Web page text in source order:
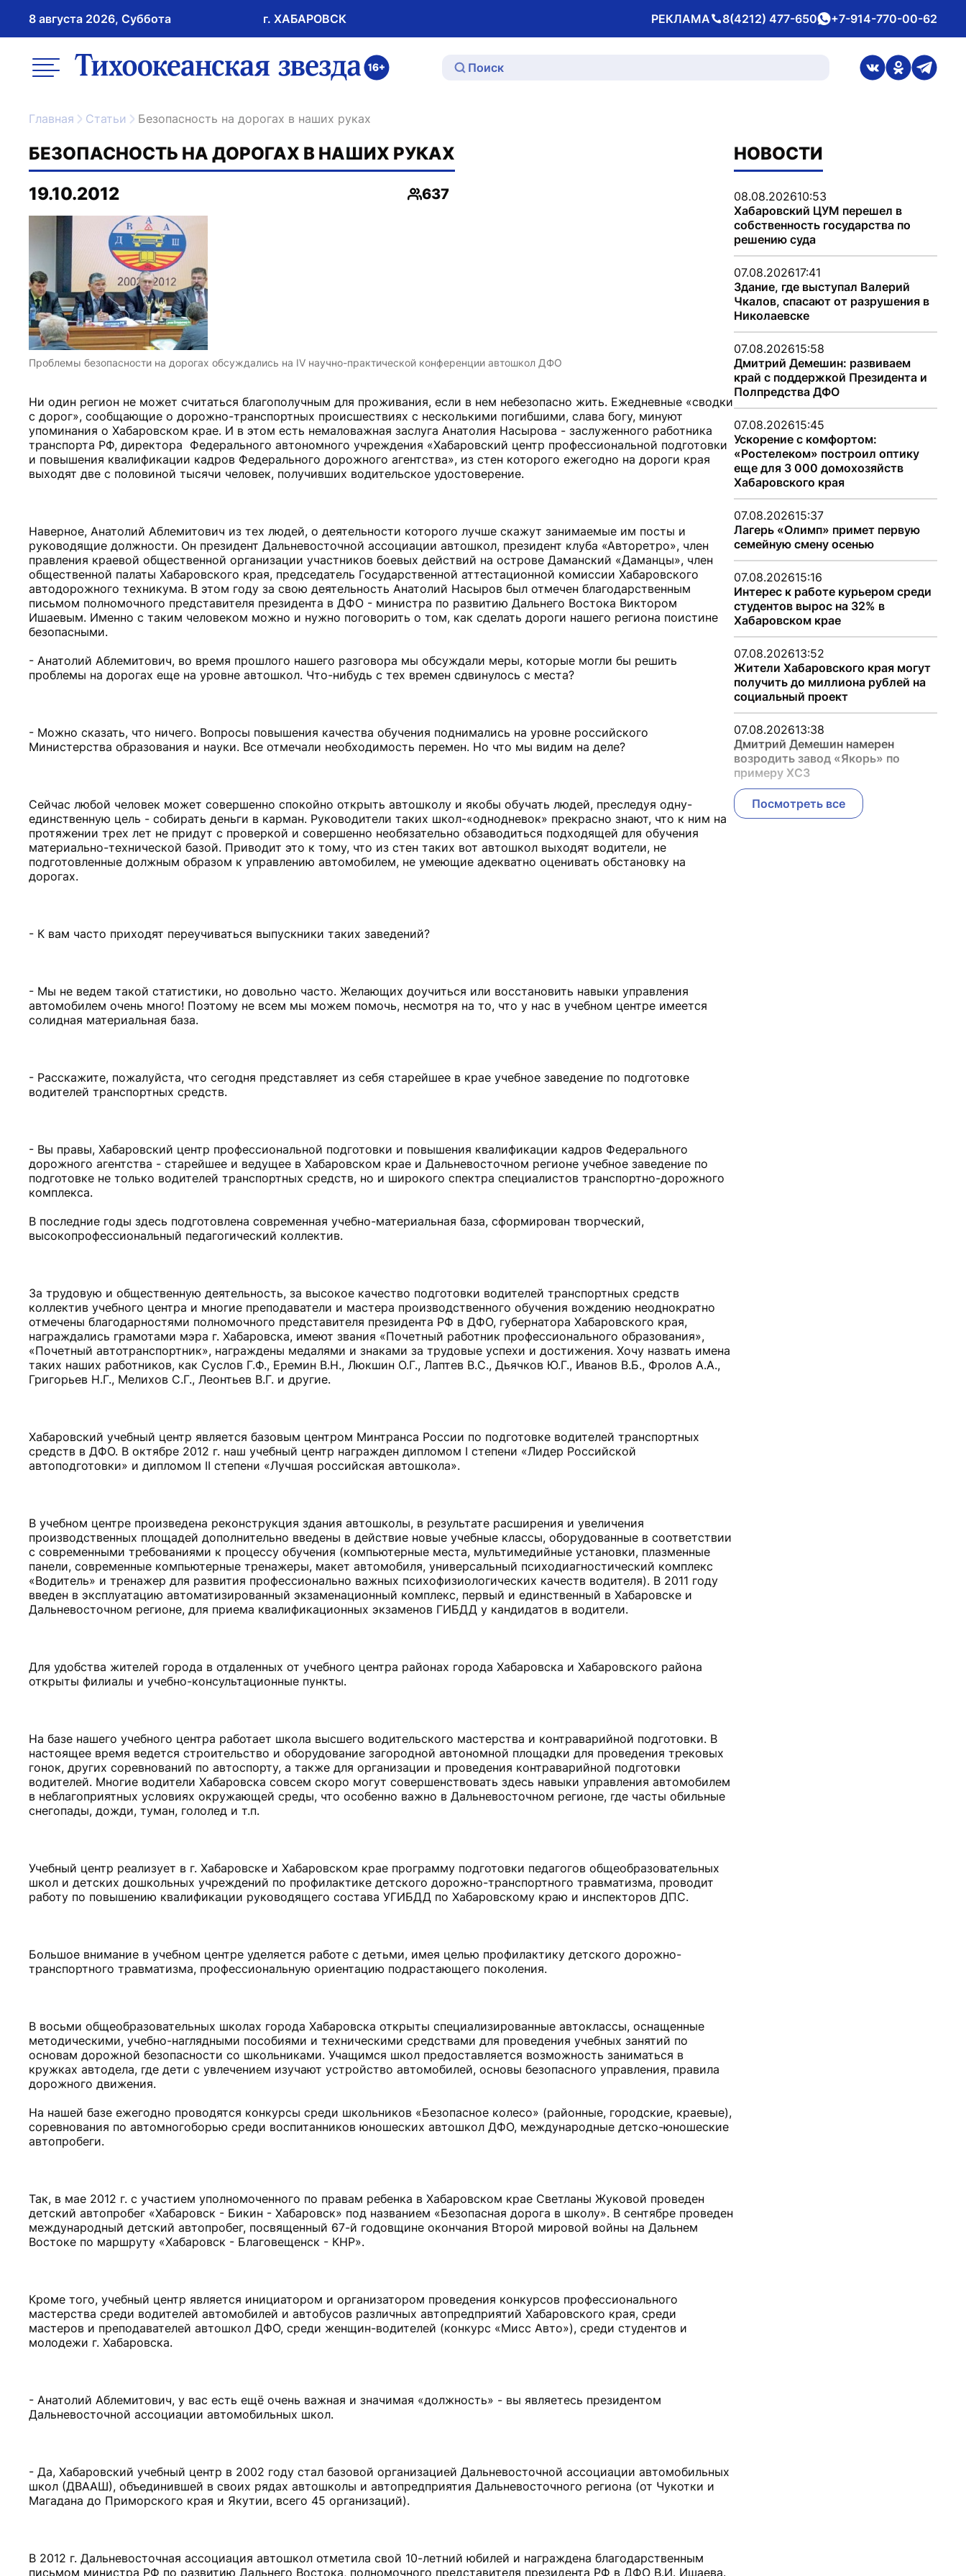
8 августа 2026, Суббота г. ХАБАРОВСК РЕКЛАМА
Телефон 8(4212) 477-650whatsApp
+7-914-770-00-62
меню ссылка на главную
ссылка на
ссылка на
Главная Статьи Безопасность на дорогах в наших руках
БЕЗОПАСНОСТЬ НА ДОРОГАХ В НАШИХ РУКАХ
19.10.2012
Просмотры
637
Проблемы безопасности на дорогах обсуждались на IV научно-практической конференции автошкол ДФО
Ни один регион не может считаться благополучным для проживания, если в нем небезопасно жить. Ежедневные «сводки
с дорог», сообщающие о дорожно-транспортных происшествиях с несколькими погибшими, слава богу, минуют
упоминания о Хабаровском крае. И в этом есть немаловажная заслуга Анатолия Насырова - заслуженного работника
транспорта РФ, директора Федерального автономного учреждения «Хабаровский центр профессиональной подготовки
и повышения квалификации кадров Федерального дорожного агентства», из стен которого ежегодно на дороги края
выходят две с половиной тысячи человек, получивших водительское удостоверение.
Наверное, Анатолий Аблемитович из тех людей, о деятельности которого лучше скажут занимаемые им посты и
руководящие должности. Он президент Дальневосточной ассоциации автошкол, президент клуба «Авторетро», член
правления краевой общественной организации участников боевых действий на острове Даманский «Даманцы», член
общественной палаты Хабаровского края, председатель Государственной аттестационной комиссии Хабаровского
автодорожного техникума. В этом году за свою деятельность Анатолий Насыров был отмечен благодарственным
письмом полномочного представителя президента в ДФО - министра по развитию Дальнего Востока Виктором
Ишаевым. Именно с таким человеком можно и нужно поговорить о том, как сделать дороги нашего региона поистине
безопасными.
- Анатолий Аблемитович, во время прошлого нашего разговора мы обсуждали меры, которые могли бы решить
проблемы на дорогах еще на уровне автошкол. Что-нибудь с тех времен сдвинулось с места?
- Можно сказать, что ничего. Вопросы повышения качества обучения поднимались на уровне российского
Министерства образования и науки. Все отмечали необходимость перемен. Но что мы видим на деле?
Сейчас любой человек может совершенно спокойно открыть автошколу и якобы обучать людей, преследуя одну-
единственную цель - собирать деньги в карман. Руководители таких школ-«однодневок» прекрасно знают, что к ним на
протяжении трех лет не придут с проверкой и совершенно необязательно обзаводиться подходящей для обучения
материально-технической базой. Приводит это к тому, что из стен таких вот автошкол выходят водители, не
подготовленные должным образом к управлению автомобилем, не умеющие адекватно оценивать обстановку на
дорогах.
- К вам часто приходят переучиваться выпускники таких заведений?
- Мы не ведем такой статистики, но довольно часто. Желающих доучиться или восстановить навыки управления
автомобилем очень много! Поэтому не всем мы можем помочь, несмотря на то, что у нас в учебном центре имеется
солидная материальная база.
- Расскажите, пожалуйста, что сегодня представляет из себя старейшее в крае учебное заведение по подготовке
водителей транспортных средств.
- Вы правы, Хабаровский центр профессиональной подготовки и повышения квалификации кадров Федерального
дорожного агентства - старейшее и ведущее в Хабаровском крае и Дальневосточном регионе учебное заведение по
подготовке не только водителей транспортных средств, но и широкого спектра специалистов транспортно-дорожного
комплекса.
В последние годы здесь подготовлена современная учебно-материальная база, сформирован творческий,
высокопрофессиональный педагогический коллектив.
За трудовую и общественную деятельность, за высокое качество подготовки водителей транспортных средств
коллектив учебного центра и многие преподаватели и мастера производственного обучения вождению неоднократно
отмечены благодарностями полномочного представителя президента РФ в ДФО, губернатора Хабаровского края,
награждались грамотами мэра г. Хабаровска, имеют звания «Почетный работник профессионального образования»,
«Почетный автотранспортник», награждены медалями и знаками за трудовые успехи и достижения. Хочу назвать имена
таких наших работников, как Суслов Г.Ф., Еремин В.Н., Люкшин О.Г., Лаптев В.С., Дьячков Ю.Г., Иванов В.Б., Фролов А.А.,
Григорьев Н.Г., Мелихов С.Г., Леонтьев В.Г. и другие.
Хабаровский учебный центр является базовым центром Минтранса России по подготовке водителей транспортных
средств в ДФО. В октябре 2012 г. наш учебный центр награжден дипломом I степени «Лидер Российской
автоподготовки» и дипломом II степени «Лучшая российская автошкола».
В учебном центре произведена реконструкция здания автошколы, в результате расширения и увеличения
производственных площадей дополнительно введены в действие новые учебные классы, оборудованные в соответствии
с современными требованиями к процессу обучения (компьютерные места, мультимедийные установки, плазменные
панели, современные компьютерные тренажеры, макет автомобиля, универсальный психодиагностический комплекс
«Водитель» и тренажер для развития профессионально важных психофизиологических качеств водителя). В 2011 году
введен в эксплуатацию автоматизированный экзаменационный комплекс, первый и единственный в Хабаровске и
Дальневосточном регионе, для приема квалификационных экзаменов ГИБДД у кандидатов в водители.
Для удобства жителей города в отдаленных от учебного центра районах города Хабаровска и Хабаровского района
открыты филиалы и учебно-консультационные пункты.
На базе нашего учебного центра работает школа высшего водительского мастерства и контраварийной подготовки. В
настоящее время ведется строительство и оборудование загородной автономной площадки для проведения трековых
гонок, других соревнований по автоспорту, а также для организации и проведения контраварийной подготовки
водителей. Многие водители Хабаровска совсем скоро могут совершенствовать здесь навыки управления автомобилем
в неблагоприятных условиях окружающей среды, что особенно важно в Дальневосточном регионе, где часты обильные
снегопады, дожди, туман, гололед и т.п.
Учебный центр реализует в г. Хабаровске и Хабаровском крае программу подготовки педагогов общеобразовательных
школ и детских дошкольных учреждений по профилактике детского дорожно-транспортного травматизма, проводит
работу по повышению квалификации руководящего состава УГИБДД по Хабаровскому краю и инспекторов ДПС.
Большое внимание в учебном центре уделяется работе с детьми, имея целью профилактику детского дорожно-
транспортного травматизма, профессиональную ориентацию подрастающего поколения.
В восьми общеобразовательных школах города Хабаровска открыты специализированные автоклассы, оснащенные
методическими, учебно-наглядными пособиями и техническими средствами для проведения учебных занятий по
основам дорожной безопасности со школьниками. Учащимся школ предоставляется возможность заниматься в
кружках автодела, где дети с увлечением изучают устройство автомобилей, основы безопасного управления, правила
дорожного движения.
На нашей базе ежегодно проводятся конкурсы среди школьников «Безопасное колесо» (районные, городские, краевые),
соревнования по автомногоборью среди воспитанников юношеских автошкол ДФО, международные детско-юношеские
автопробеги.
Так, в мае 2012 г. с участием уполномоченного по правам ребенка в Хабаровском крае Светланы Жуковой проведен
детский автопробег «Хабаровск - Бикин - Хабаровск» под названием «Безопасная дорога в школу». В сентябре проведен
международный детский автопробег, посвященный 67-й годовщине окончания Второй мировой войны на Дальнем
Востоке по маршруту «Хабаровск - Благовещенск - КНР».
Кроме того, учебный центр является инициатором и организатором проведения конкурсов профессионального
мастерства среди водителей автомобилей и автобусов различных автопредприятий Хабаровского края, среди
мастеров и преподавателей автошкол ДФО, среди женщин-водителей (конкурс «Мисс Авто»), среди студентов и
молодежи г. Хабаровска.
- Анатолий Аблемитович, у вас есть ещё очень важная и значимая «должность» - вы являетесь президентом
Дальневосточной ассоциации автомобильных школ.
- Да, Хабаровский учебный центр в 2002 году стал базовой организацией Дальневосточной ассоциации автомобильных
школ (ДВААШ), объединившей в своих рядах автошколы и автопредприятия Дальневосточного региона (от Чукотки и
Магадана до Приморского края и Якутии, всего 45 организаций).
В 2012 г. Дальневосточная ассоциация автошкол отметила свой 10-летний юбилей и награждена благодарственным
письмом министра РФ по развитию Дальнего Востока, полномочного представителя президента РФ в ДФО В.И. Ишаева.
НОВОСТИ
08.08.202610:53
Хабаровский ЦУМ перешел в
собственность государства по
решению суда
07.08.202617:41
Здание, где выступал Валерий
Чкалов, спасают от разрушения в
Николаевске
07.08.202615:58
Дмитрий Демешин: развиваем
край с поддержкой Президента и
Полпредства ДФО
07.08.202615:45
Ускорение с комфортом:
«Ростелеком» построил оптику
еще для 3 000 домохозяйств
Хабаровского края
07.08.202615:37
Лагерь «Олимп» примет первую
семейную смену осенью
07.08.202615:16
Интерес к работе курьером среди
студентов вырос на 32% в
Хабаровском крае
07.08.202613:52
Жители Хабаровского края могут
получить до миллиона рублей на
социальный проект
07.08.202613:38
Дмитрий Демешин намерен
возродить завод «Якорь» по
примеру ХСЗ
Посмотреть все